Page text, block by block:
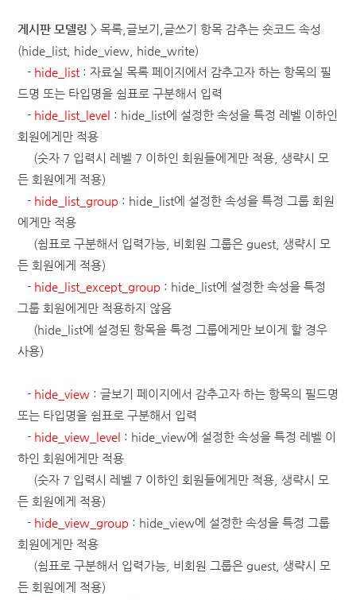
게시판 모델링 > 목록,글보기,글쓰기 항목 감추는 숏코드 속성
(hide_list, hide_view, hide_write)
- hide_list : 자료실 목록 페이지에서 감추고자 하는 항목의 필
드명 또는 타입명을 쉼표로 구분해서 입력
- hide_list_level : hide_list에 설정한 속성을 특정 레벨 이하인
회원에게만 적용
(숫자 7 입력시 레벨 7 이하인 회원들에게만 적용, 생략시 모
든 회원에게 적용)
- hide_list_group : hide_list에 설정한 속성을 특정 그룹 회원
에게만 적용
(쉼표로 구분해서 입력가능, 비회원 그룹은 guest, 생략시 모
든 회원에게 적용)
- hide_list_except_group : hide_list에 설정한 속성을 특정
그룹 회원에게만 적용하지 않음
(hide_list에 설정된 항목을 특정 그룹에게만 보이게 할 경우
사용)
- hide_view : 글보기 페이지에서 감추고자 하는 항목의 필드명
또는 타입명을 쉼표로 구분해서 입력
- hide_view_level : hide_view에 설정한 속성을 특정 레벨 이
하인 회원에게만 적용
(숫자 7 입력시 레벨 7 이하인 회원들에게만 적용, 생략시 모
든 회원에게 적용)
- hide_view_group : hide_view에 설정한 속성을 특정 그룹
회원에게만 적용
(쉼표로 구분해서 입력가능, 비회원 그룹은 guest, 생략시 모
든 회원에게 적용)